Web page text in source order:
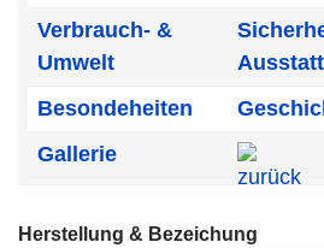
Verbrauch- &
Umwelt
Besondeheiten
Gallerie
Herstellung & Bezeichung